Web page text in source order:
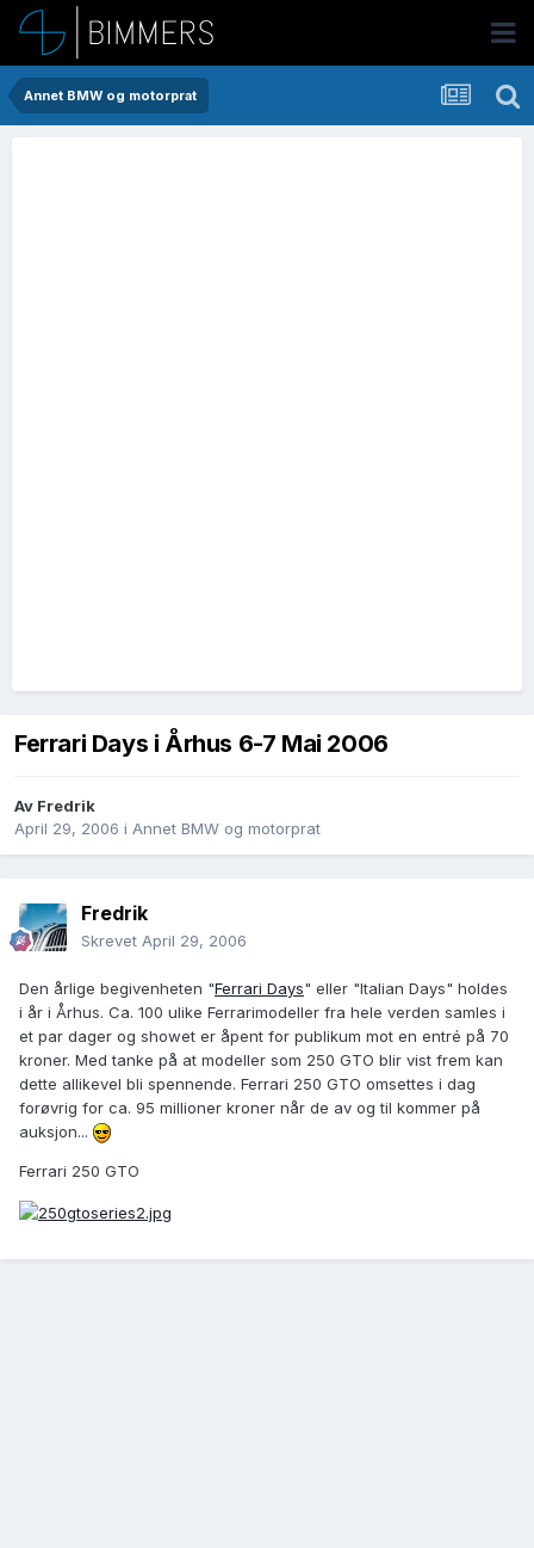
Annet BMW og motorprat
Ferrari Days i Århus 6-7 Mai 2006
Av Fredrik
April 29, 2006 i Annet BMW og motorprat
Fredrik
Skrevet April 29, 2006
Den årlige begivenheten "Ferrari Days" eller "Italian Days" holdes
i år i Århus. Ca. 100 ulike Ferrarimodeller fra hele verden samles i
et par dager og showet er åpent for publikum mot en entré på 70
kroner. Med tanke på at modeller som 250 GTO blir vist frem kan
dette allikevel bli spennende. Ferrari 250 GTO omsettes i dag
forøvrig for ca. 95 millioner kroner når de av og til kommer på
auksjon...
Ferrari 250 GTO